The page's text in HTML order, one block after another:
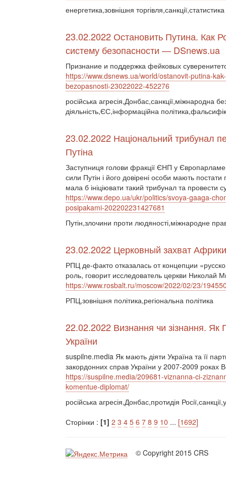
енергетика,зовнішня торгівля,санкції,статистика
23.02.2022 Остановить Путина. Как
систему безопасности — DSnews.ua
Признание и поддержка фейковых
https://www.dsnews.ua/world/ostanovit-putina-
bezopasnosti-23022022-452276
російська агресія,Донбас,санкції,міжнародна
діяльність,ЄС,інформаційна
23.02.2022 Національний трибунал
Путіна
Заступниця голови фракції ЄНП у
сили Путін і його довірені особи мають
мала б ініціювати такий трибунал та провести
https://www.depo.ua/ukr/politics/svoya-gaaga-
posipakami-202202231427681
Путін,злочини проти людяності,міжнародне
23.02.2022 Церковный захват
РПЦ де-факто отказалась от концепции
роль, говорит исследователь церкви Николай
https://www.rosbalt.ru/moscow/2022/02/23/
РПЦ,зовнішня політика,регіональна політика
22.02.2022 Визнання чи зізнання. Як
України
suspilne.media Як мають діяти Україна та її
закордонних справ України у 2007-2009 роках
https://suspilne.media/209681-viznanna-ci-
komentue-diplomat/
російська агресія,Донбас,протидія
Сторінки : [1] 2 3 4 5 6 7 8 9 10 ... [1692]
© Copyright 2015 CRS